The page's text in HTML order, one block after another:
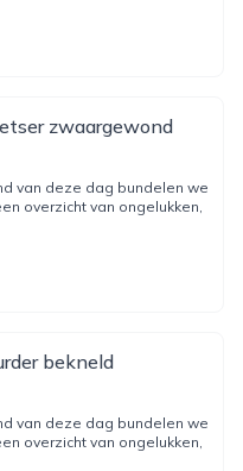
zwaargewond
van deze dag bundelen we
overzicht van ongelukken,
bekneld
van deze dag bundelen we
overzicht van ongelukken,